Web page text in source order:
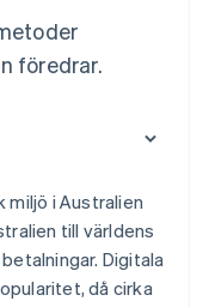
föredrar.
miljö i Australien
till världens
Digitala
då cirka